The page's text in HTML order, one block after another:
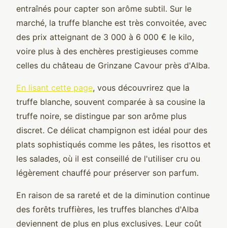
entraînés pour capter son arôme subtil. Sur le
marché, la truffe blanche est très convoitée, avec
des prix atteignant de 3 000 à 6 000 € le kilo,
voire plus à des enchères prestigieuses comme
celles du château de Grinzane Cavour près d'Alba.
En lisant cette page, vous découvrirez que la
truffe blanche, souvent comparée à sa cousine la
truffe noire, se distingue par son arôme plus
discret. Ce délicat champignon est idéal pour des
plats sophistiqués comme les pâtes, les risottos et
les salades, où il est conseillé de l'utiliser cru ou
légèrement chauffé pour préserver son parfum.
En raison de sa rareté et de la diminution continue
des forêts truffières, les truffes blanches d'Alba
deviennent de plus en plus exclusives. Leur coût